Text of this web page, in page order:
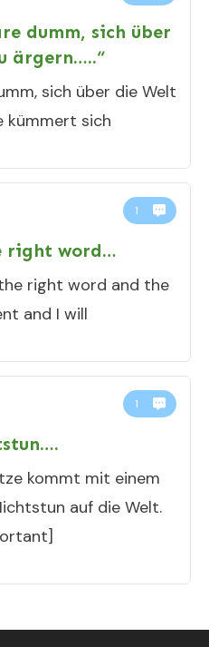
dumm, sich über
ärgern…..“
sich über die Welt
kümmert sich
1
right word…
right word and the
and I will
1
kommt mit einem
auf die Welt.